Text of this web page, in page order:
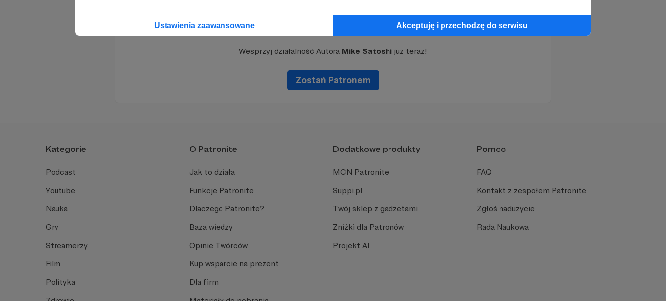
Ustawienia zaawansowane Akceptuję i przechodzę do serwisu
Dołącz do grona Patronów!
Wesprzyj działalność Autora Mike Satoshi już teraz!
Zostań Patronem
Kategorie
Podcast
Youtube
Nauka
Gry
Streamerzy
Film
Polityka
O Patronite
Jak to działa
Funkcje Patronite
Dlaczego Patronite?
Baza wiedzy
Opinie Twórców
Kup wsparcie na prezent
Dla firm
Dodatkowe produkty
MCN Patronite
Suppi.pl
Twój sklep z gadżetami
Zniżki dla Patronów
Projekt AI
Pomoc
FAQ
Kontakt z zespołem Patronite
Zgłoś nadużycie
Rada Naukowa